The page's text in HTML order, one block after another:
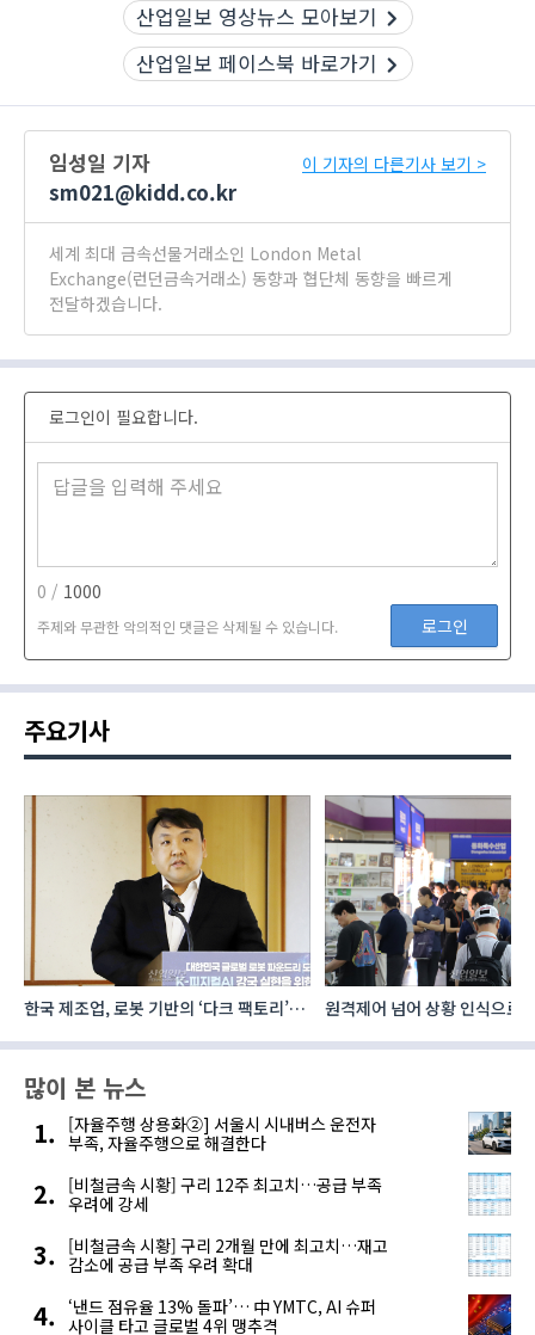
산업일보 영상뉴스 모아보기
산업일보 페이스북 바로가기
임성일 기자
sm021@kidd.co.kr
이 기자의 다른기사 보기 >
세계 최대 금속선물거래소인 London Metal
Exchange(런던금속거래소) 동향과 협단체 동향을 빠르게
전달하겠습니다.
로그인이 필요합니다.
0 / 1000
주제와 무관한 악의적인 댓글은 삭제될 수 있습니다. 로그인
주요기사
한국 제조업, 로봇 기반의 ‘다크 팩토리’로
원격제어 넘어 상황 인식으로,
많이 본 뉴스
[자율주행 상용화②] 서울시 시내버스 운전자
부족, 자율주행으로 해결한다
[비철금속 시황] 구리 12주 최고치…공급 부족
우려에 강세
[비철금속 시황] 구리 2개월 만에 최고치…재고
감소에 공급 부족 우려 확대
‘낸드 점유율 13% 돌파’… 中 YMTC, AI 슈퍼
사이클 타고 글로벌 4위 맹추격